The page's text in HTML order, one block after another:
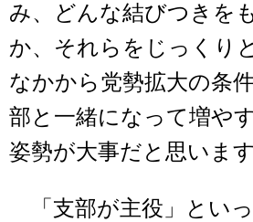
み、どんな結びつきを
か、それらをじっくり
なかから党勢拡大の条
部と一緒になって増や
姿勢が大事だと思います
「支部が主役」とい